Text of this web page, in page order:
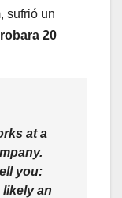
sufrió un
robara 20
at a
you:
likely an